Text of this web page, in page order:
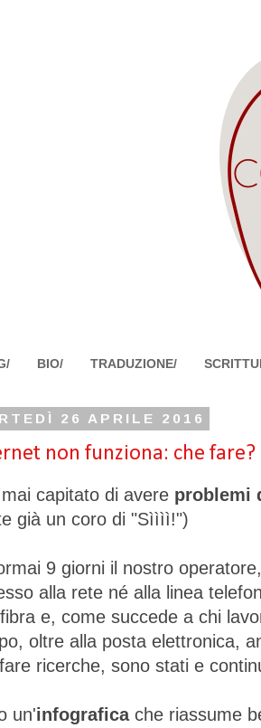
BIO/ TRADUZIONE/
26 APRILE 2016
non funziona: che fare?
capitato di avere problemi
già un coro di "Sìììì!")
9 giorni il nostro
alla rete né alla linea
e, come succede a chi
oltre alla posta elettronica,
ricerche, sono stati e
un'infograficache riassume